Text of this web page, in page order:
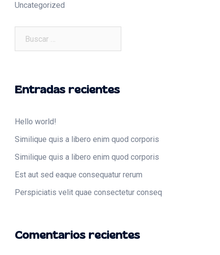
Uncategorized
Entradas recientes
Hello world!
Similique quis a libero enim quod corporis
Similique quis a libero enim quod corporis
Est aut sed eaque consequatur rerum
Perspiciatis velit quae consectetur conseq
Comentarios recientes